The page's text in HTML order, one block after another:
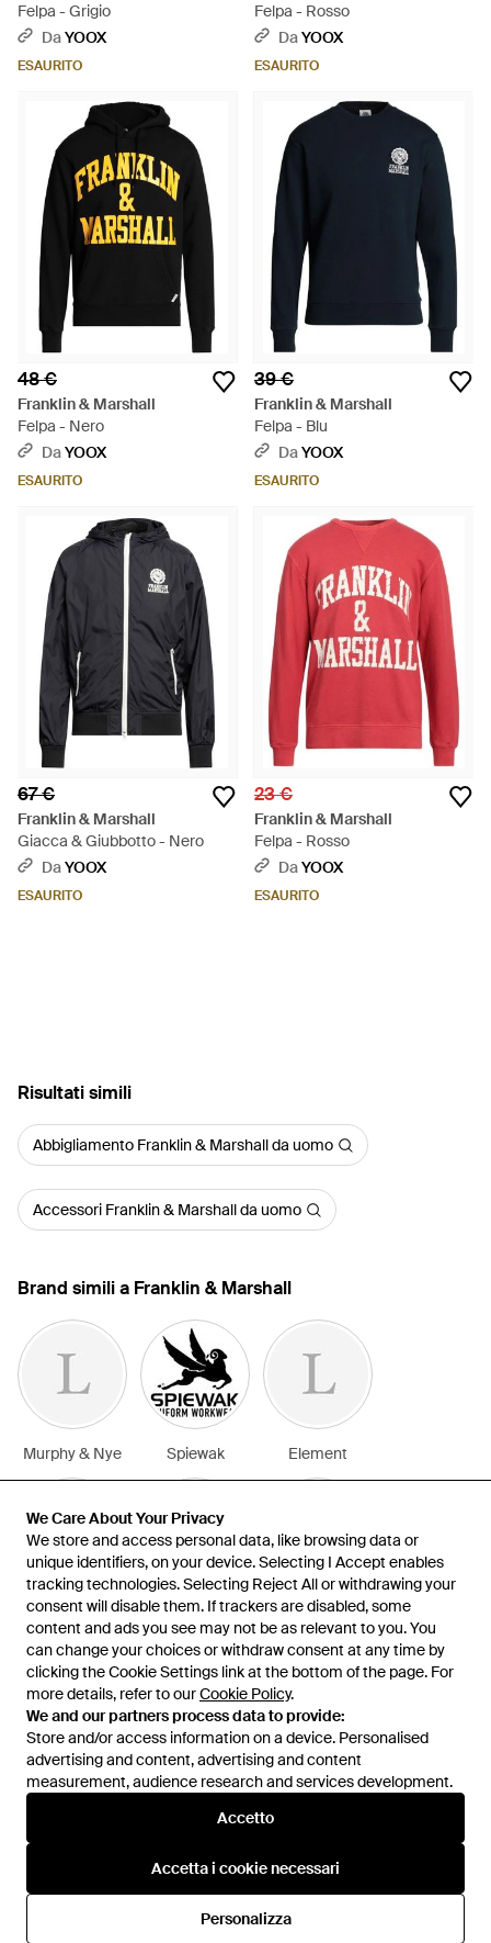
We Care About Your Privacy
We store and access personal data, like browsing data or
unique identifiers, on your device. Selecting I Accept enables
tracking technologies. Selecting Reject All or withdrawing your
consent will disable them. If trackers are disabled, some
content and ads you see may not be as relevant to you. You
can change your choices or withdraw consent at any time by
clicking the Cookie Settings link at the bottom of the page. For
more details, refer to ourCookie Policy.
We and our partners process data to provide:
Store and/or access information on a device. Personalised
advertising and content, advertising and content
measurement, audience research and services development.
Accetto
Accetta i cookie necessari
Personalizza
We Care About Your Privacy
We store and access personal data, like browsing data or
unique identifiers, on your device. Selecting I Accept enables
tracking technologies. Selecting Reject All or withdrawing your
consent will disable them. If trackers are disabled, some
content and ads you see may not be as relevant to you. You
can change your choices or withdraw consent at any time by
clicking the Cookie Settings link at the bottom of the page. For
more details, refer to ourCookie Policy.
We and our partners process data to provide:
Store and/or access information on a device. Personalised
advertising and content, advertising and content
measurement, audience research and services development.
Accetto
Accetta i cookie necessari
Personalizza
Felpa - Grigio
DaYOOX
ESAURITO
Felpa - Rosso
DaYOOX
ESAURITO
48 €
Franklin & Marshall
Felpa - Nero
DaYOOX
ESAURITO
39 €
Franklin & Marshall
Felpa - Blu
DaYOOX
ESAURITO
67 €
Franklin & Marshall
Giacca & Giubbotto - Nero
DaYOOX
ESAURITO
23 €
Franklin & Marshall
Felpa - Rosso
DaYOOX
ESAURITO
Risultati simili
Abbigliamento Franklin & Marshall da uomo
Accessori Franklin & Marshall da uomo
Brand simili a Franklin & Marshall
Murphy & Nye Spiewak Element
Vision Of Super Hand Picked Jeckerson
Mostra di più
Internazionale
Assistenza e info